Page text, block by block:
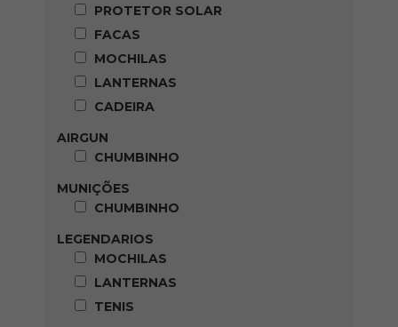
PROTETOR SOLAR
FACAS
MOCHILAS
LANTERNAS
CADEIRA
AIRGUN
CHUMBINHO
MUNIÇÕES
CHUMBINHO
LEGENDARIOS
MOCHILAS
LANTERNAS
TENIS